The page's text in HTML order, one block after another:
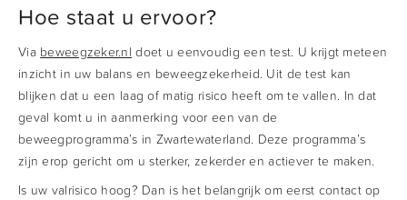
Hoe staat u ervoor?
Via beweegzeker.nl doet u eenvoudig een test. U krijgt meteen
inzicht in uw balans en beweegzekerheid. Uit de test kan
blijken dat u een laag of matig risico heeft om te vallen. In dat
geval komt u in aanmerking voor een van de
beweegprogramma’s in Zwartewaterland. Deze programma’s
zijn erop gericht om u sterker, zekerder en actiever te maken.
Is uw valrisico hoog? Dan is het belangrijk om eerst contact op